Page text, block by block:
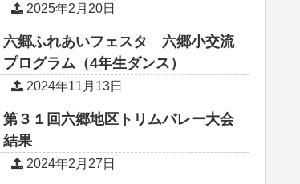
2025年2月20日
六郷ふれあいフェスタ 六郷小交流
プログラム（4年生ダンス）
2024年11月13日
第３１回六郷地区トリムバレー大会
結果
2024年2月27日